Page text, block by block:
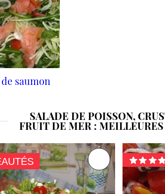
saumon
SALADE DE POISSON,
FRUIT DE MER :